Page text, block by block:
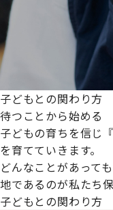
子どもとの関わり方
待つことから始める
子どもの育ちを信じ
を育てていきます。
どんなことがあって
地であるのが私たち保
子どもとの関わり方